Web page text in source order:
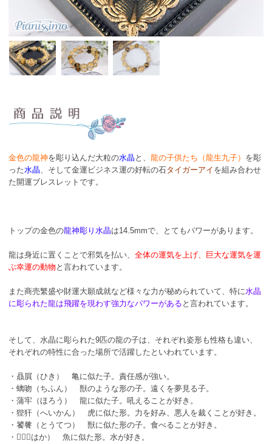
金色の龍神を彫り込んだ大粒の水晶 と、 龍の子供たち（龍生九子） を彫
った水晶、そして金運ビジネス運の好転の石タイガーアイ を組み合わせ
た開運ブレスレットです。
トップの金色の龍神彫り水晶は14.5mmで、とてもパワーがあります。
龍は身近に置くことで邪気を払い、 全体の運気を上げ、巨大な運気を運
ぶ幸運の動物 と言われています。
また商売繁盛や財運大願成就など様々な力が秘められていて、特に水晶
に彫られた龍は飛躍を現わす強力なパワーがある と言われています。
そして、水晶に彫られた9匹の龍の子は、それぞれ姿形も性格も違い、
それぞれの特性に合った場所で活躍したといわれています。
・贔屓（ひき） 亀に似た子。責任感が強い。
・螭吻（ちふん） 獣のような形の子。遠くを夢見る子。
・蒲牢（ほろう） 龍に似た子。吼えることが好き。
・狴犴（へいかん） 虎に似た形。力を好み、悪人を裁くことが好き。
・饕餮（とうてつ） 獣に似た形の子。食べることが好き。
・𧈢𧏡（はか） 魚に似た形。水が好き。